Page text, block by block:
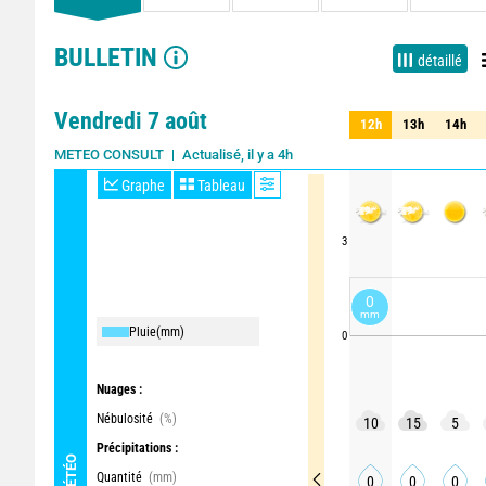
BULLETIN détaillé
Vendredi 7 août
METEO CONSULT Actualisé, il y a 4h
MÉTÉO
Graphe Tableau
Pluie(mm)
Nuages :
Nébulosité (%)
Précipitations :
Quantité (mm)
3
0
12h 13h 14h
12h 13h 14h
10 15 5
0 0 0
0
mm